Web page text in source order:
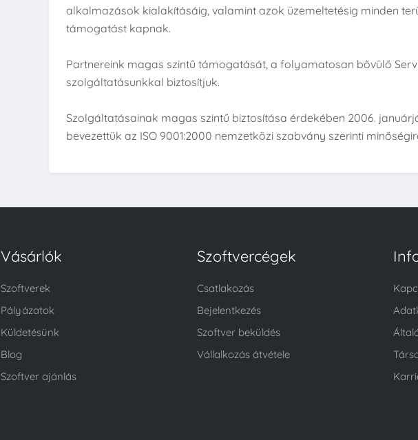
alkalmazások kialakításáig, valamint azok üzemeltetésig minden
támogatást kapnak.
Partnereink magas szintű támogatását, a folyamatosan bővülő
szolgáltatásunkkal biztosítjuk.
Szolgáltatásainak magas szintű biztosítása érdekében 2006.
bevezettük az ISO 9001:2000 nemzetközi szabvány szerinti
Vásárlók
Szoftverek
Pályázatok
Küldetésünk
Blog
Szoftver ajánlás
Szoftvercégek
Csatlakozás
Bejelentkezés
Szoftver beküldés
Vállalkozás átvétele